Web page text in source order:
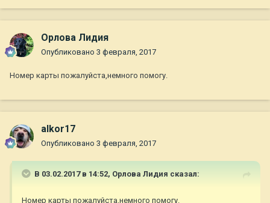
Орлова Лидия
Опубликовано 3 февраля, 2017
Номер карты пожалуйста,немного помогу.
alkor17
Опубликовано 3 февраля, 2017
В 03.02.2017 в 14:52, Орлова Лидия сказал:
Номер карты пожалуйста,немного помогу.